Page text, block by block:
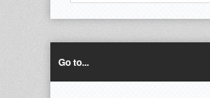
Go to...